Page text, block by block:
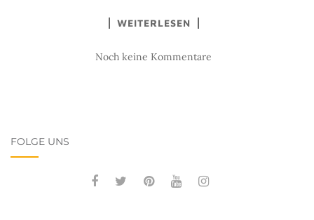
WEITERLESEN
Noch keine Kommentare
FOLGE UNS